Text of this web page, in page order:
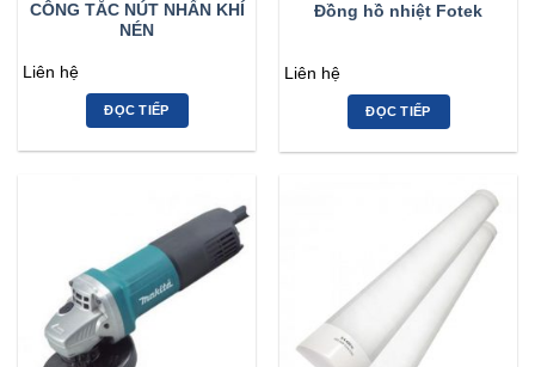
CÔNG TẮC NÚT NHẤN KHÍ
NÉN
Liên hệ
ĐỌC TIẾP
Đồng hồ nhiệt Fotek
Liên hệ
ĐỌC TIẾP